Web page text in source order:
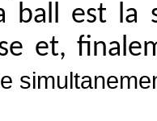
ball est la
et,